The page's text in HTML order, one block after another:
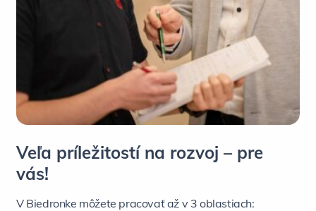
Veľa príležitostí na rozvoj – pre
vás!
V Biedronke môžete pracovať až v 3 oblastiach: